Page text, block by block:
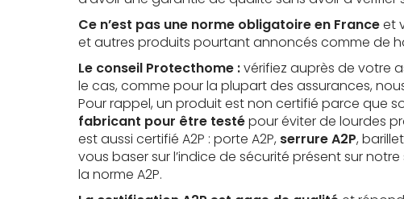
Ce n’est pas une norme obligatoire en Franceet
et autres produits pourtant annoncés comme de
Le conseil Protecthome :vérifiez auprès de votre
le cas, comme pour la plupart des assurances,
Pour rappel, un produit est non certifié parce que
fabricant pour être testépour éviter de lourdes
est aussi certifié A2P : porte A2P, serrure A2P,
vous baser sur l’indice de sécurité présent sur
la norme A2P.